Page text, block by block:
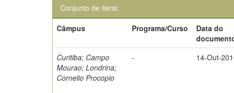
Conjunto de itens:
Câmpus
Programa/Curso
Data do
Curitiba; Campo
Mourao; Londrina;
Cornelio Procopio
- 14-Out-